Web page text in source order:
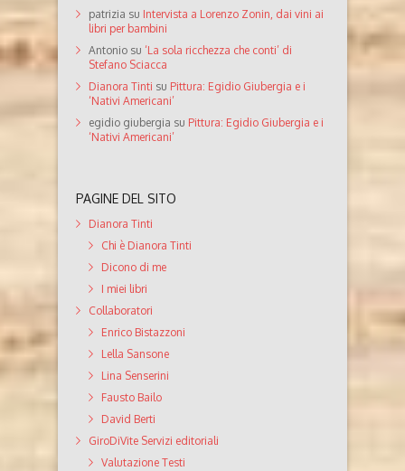
patrizia su Intervista a Lorenzo Zonin, dai vini ai
libri per bambini
Antonio su ‘La sola ricchezza che conti’ di
Stefano Sciacca
Dianora Tinti su Pittura: Egidio Giubergia e i
‘Nativi Americani’
egidio giubergia su Pittura: Egidio Giubergia e i
‘Nativi Americani’
PAGINE DEL SITO
Dianora Tinti
Chi è Dianora Tinti
Dicono di me
I miei libri
Collaboratori
Enrico Bistazzoni
Lella Sansone
Lina Senserini
Fausto Bailo
David Berti
GiroDiVite Servizi editoriali
Valutazione Testi